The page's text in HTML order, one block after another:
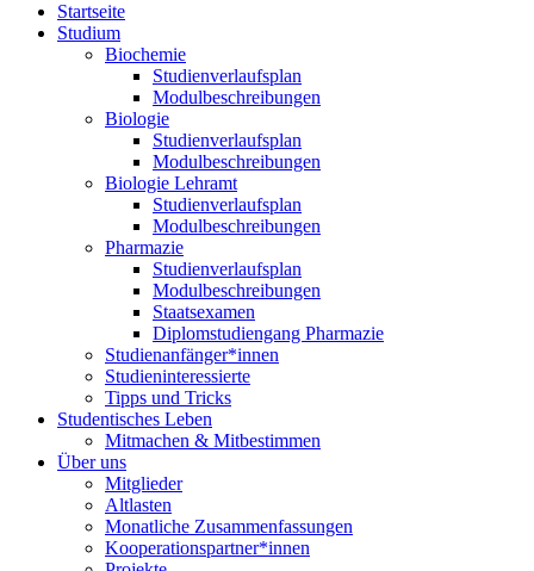
Startseite
Studium
Biochemie
Studienverlaufsplan
Modulbeschreibungen
Biologie
Studienverlaufsplan
Modulbeschreibungen
Biologie Lehramt
Studienverlaufsplan
Modulbeschreibungen
Pharmazie
Studienverlaufsplan
Modulbeschreibungen
Staatsexamen
Diplomstudiengang Pharmazie
Studienanfänger*innen
Studieninteressierte
Tipps und Tricks
Studentisches Leben
Mitmachen & Mitbestimmen
Über uns
Mitglieder
Altlasten
Monatliche Zusammenfassungen
Kooperationspartner*innen